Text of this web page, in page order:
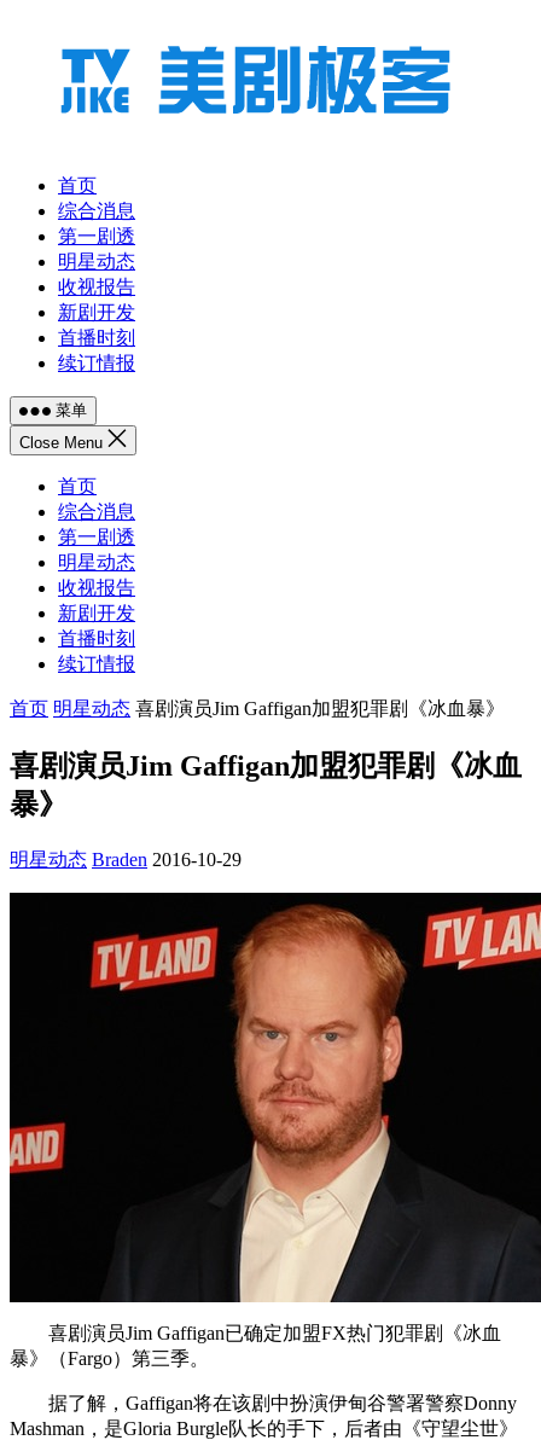
首页
综合消息
第一剧透
明星动态
收视报告
新剧开发
首播时刻
续订情报
菜单
Close Menu
首页
综合消息
第一剧透
明星动态
收视报告
新剧开发
首播时刻
续订情报
首页 明星动态 喜剧演员Jim Gaffigan加盟犯罪剧《冰血暴》
喜剧演员Jim Gaffigan加盟犯罪剧《冰血
暴》
明星动态 Braden 2016-10-29
喜剧演员Jim Gaffigan已确定加盟FX热门犯罪剧《冰血
暴》（Fargo）第三季。
据了解，Gaffigan将在该剧中扮演伊甸谷警署警察Donny
Mashman，是Gloria Burgle队长的手下，后者由《守望尘世》